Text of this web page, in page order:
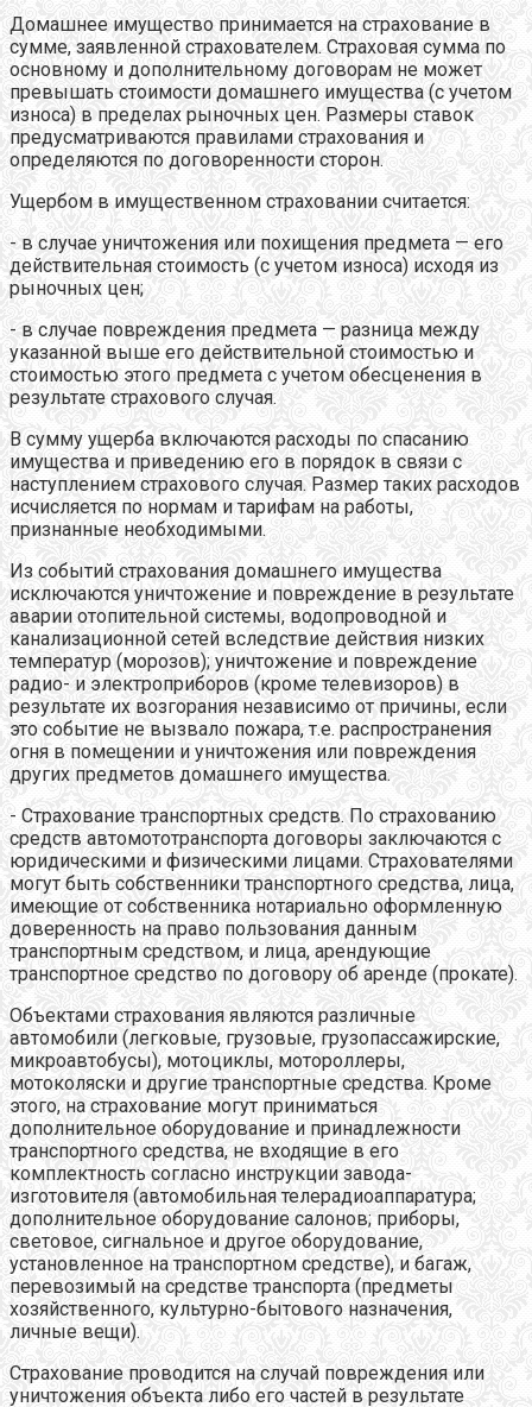
Домашнее имущество принимается на страхование в
сумме, заявленной страхователем. Страховая сумма по
основному и дополнительному договорам не может
превышать стоимости домашнего имущества (с учетом
износа) в пределах рыночных цен. Размеры ставок
предусматриваются правилами страхования и
определяются по договоренности сторон.
Ущербом в имущественном страховании считается:
- в случае уничтожения или похищения предмета — его
действительная стоимость (с учетом износа) исходя из
рыночных цен;
- в случае повреждения предмета — разница между
указанной выше его действительной стоимостью и
стоимостью этого предмета с учетом обесценения в
результате страхового случая.
В сумму ущерба включаются расходы по спасанию
имущества и приведению его в порядок в связи с
наступлением страхового случая. Размер таких расходов
исчисляется по нормам и тарифам на работы,
признанные необходимыми.
Из событий страхования домашнего имущества
исключаются уничтожение и повреждение в результате
аварии отопительной системы, водопроводной и
канализационной сетей вследствие действия низких
температур (морозов); уничтожение и повреждение
радио- и электроприборов (кроме телевизоров) в
результате их возгорания независимо от причины, если
это событие не вызвало пожара, т.е. распространения
огня в помещении и уничтожения или повреждения
других предметов домашнего имущества.
- Страхование транспортных средств. По страхованию
средств автомототранспорта договоры заключаются с
юридическими и физическими лицами. Страхователями
могут быть собственники транспортного средства, лица,
имеющие от собственника нотариально оформленную
доверенность на право пользования данным
транспортным средством, и лица, арендующие
транспортное средство по договору об аренде (прокате).
Объектами страхования являются различные
автомобили (легковые, грузовые, грузопассажирские,
микроавтобусы), мотоциклы, мотороллеры,
мотоколяски и другие транспортные средства. Кроме
этого, на страхование могут приниматься
дополнительное оборудование и принадлежности
транспортного средства, не входящие в его
комплектность согласно инструкции завода-
изготовителя (автомобильная телерадиоаппаратура;
дополнительное оборудование салонов; приборы,
световое, сигнальное и другое оборудование,
установленное на транспортном средстве), и багаж,
перевозимый на средстве транспорта (предметы
хозяйственного, культурно-бытового назначения,
личные вещи).
Страхование проводится на случай повреждения или
уничтожения объекта либо его частей в результате